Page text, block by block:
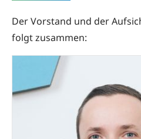
Der Vorstand und der
folgt zusammen: